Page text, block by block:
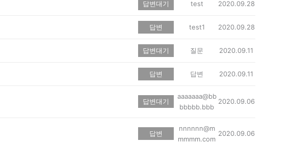
답변대기 test 2020.09.28
답변 test1 2020.09.28
답변대기 질문 2020.09.11
답변 답변 2020.09.11
답변대기
aaaaaaa@bb
bbbbb.bbb
2020.09.06
답변
nnnnnn@m
mmmm.com
2020.09.06